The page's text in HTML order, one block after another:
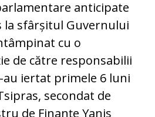
anticipate
la sfârșitul Guvernului
cu o
de către responsabilii
iertat primele 6 luni
secondat de
de Finanțe Yanis